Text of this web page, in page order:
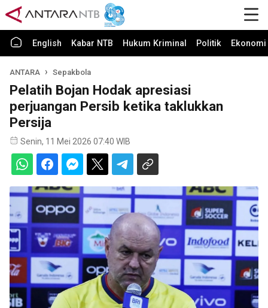
English Kabar NTB Hukum Kriminal Politik
ANTARA Sepakbola
Pelatih Bojan Hodak apresiasi
perjuangan Persib ketika taklukkan
Persija
Senin, 11 Mei 2026 07:40 WIB